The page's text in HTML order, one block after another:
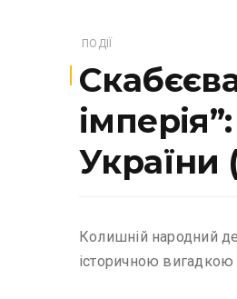
ПОДІЇ
України
Колишній народний
історичною вигадкою